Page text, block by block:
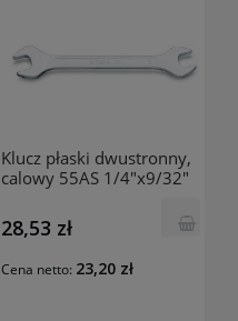
Klucz płaski dwustronny,
calowy 55AS 1/4"x9/32"
28,53 zł
Cena netto: 23,20 zł